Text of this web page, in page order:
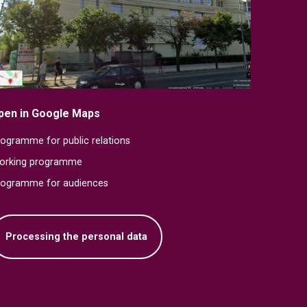
in Google Maps
for public relations
programme
for audiences
Processing the personal data